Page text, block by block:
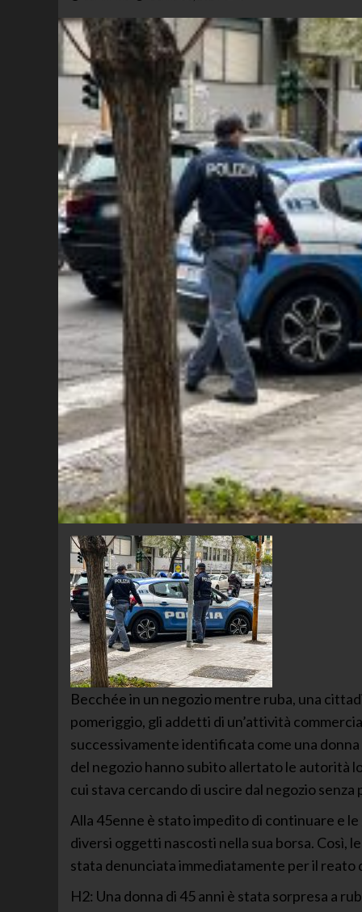
Becchée in un negozio mentre ruba, una
pomeriggio, gli addetti di un’attività
successivamente identificata come una
del negozio hanno subito allertato le autorità
cui stava cercando di uscire dal negozio senza
Alla 45enne è stato impedito di continuare e
diversi oggetti nascosti nella sua borsa. Così,
stata denunciata immediatamente per il reato
H2: Una donna di 45 anni è stata sorpresa a